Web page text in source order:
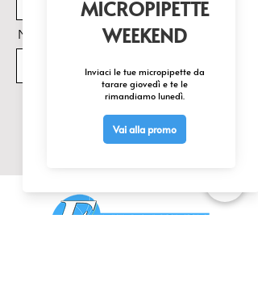
Nome Prodotto di interesse
Invia